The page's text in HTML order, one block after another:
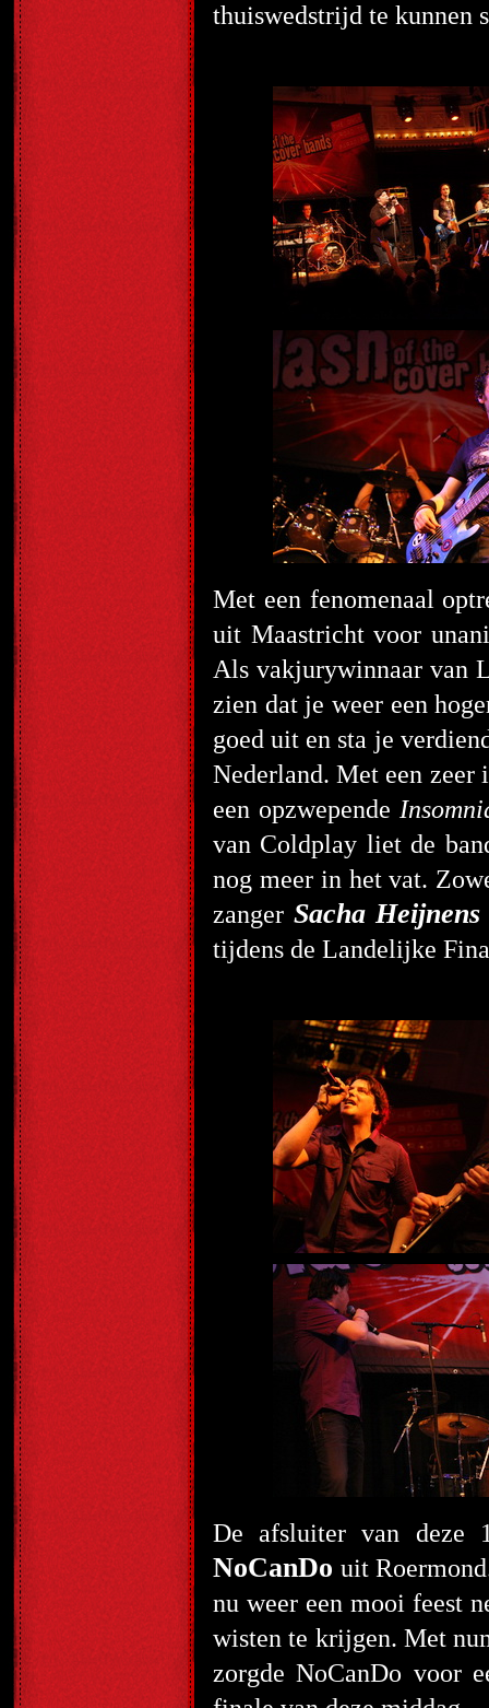
thuiswedstrijd te kunnen
Met een fenomenaal
uit Maastricht voor
Als vakjurywinnaar van
zien dat je weer een
goed uit en sta je
Nederland. Met een
een opzwepende
van Coldplay liet de
nog meer in het vat.
zanger Sacha Heijnens
tijdens de Landelijke
De afsluiter van deze
NoCanDo uit
nu weer een mooi feest
wisten te krijgen. Met
zorgde NoCanDo voor